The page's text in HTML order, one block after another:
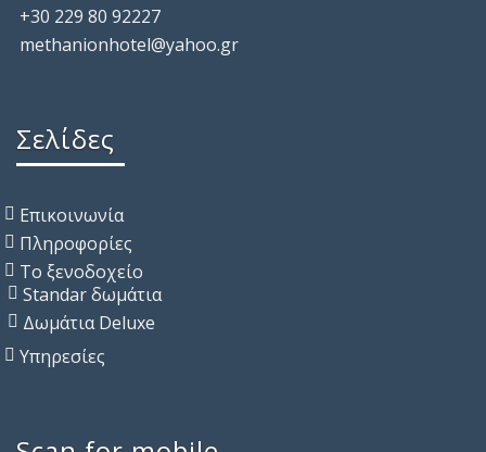
+30 229 80 92227
methanionhotel@yahoo.gr
Σελίδες
Επικοινωνία
Πληροφορίες
Το ξενοδοχείο
Standar δωμάτια
Δωμάτια Deluxe
Υπηρεσίες